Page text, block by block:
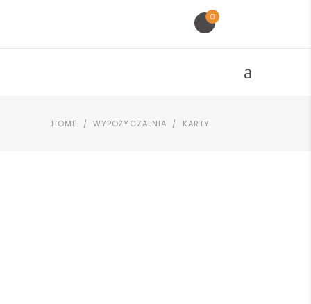
0
HOME / WYPOŻYCZALNIA / KARTY